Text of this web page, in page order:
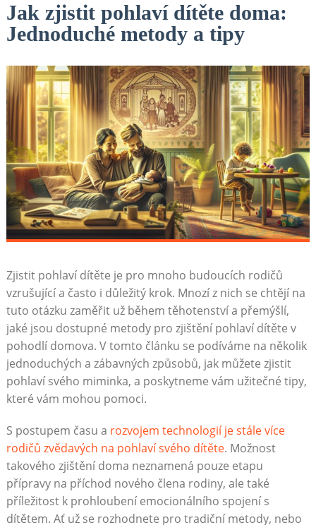
Jak zjistit pohlaví dítěte doma:
Jednoduché metody a tipy
Zjistit pohlaví dítěte je pro mnoho budoucích rodičů
vzrušující a často i důležitý krok. Mnozí z nich se chtějí na
tuto otázku zaměřit už během těhotenství a přemýšlí,
jaké jsou dostupné metody pro zjištění pohlaví dítěte v
pohodlí domova. V tomto článku se podíváme na několik
jednoduchých a zábavných způsobů, jak můžete zjistit
pohlaví svého miminka, a poskytneme vám užitečné tipy,
které vám mohou pomoci.
S postupem času a rozvojem technologií je stále více
rodičů zvědavých na pohlaví svého dítěte. Možnost
takového zjištění doma neznamená pouze etapu
přípravy na příchod nového člena rodiny, ale také
příležitost k prohloubení emocionálního spojení s
dítětem. Ať už se rozhodnete pro tradiční metody, nebo